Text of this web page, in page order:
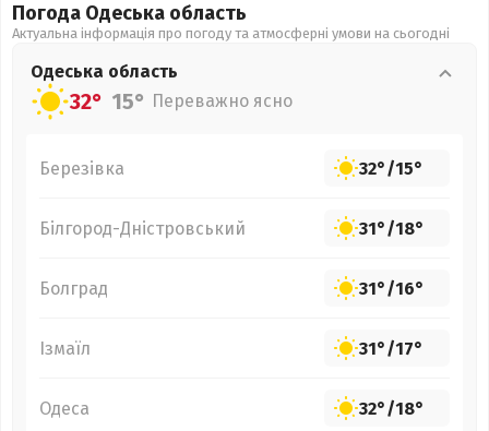
Погода Одеська область
Актуальна інформація про погоду та атмосферні умови на сьогодні
Одеська область
32° 15° Переважно ясно
Березівка 32°/15°
Білгород-Дністровський 31°/18°
Болград 31°/16°
Ізмаїл 31°/17°
Одеса 32°/18°